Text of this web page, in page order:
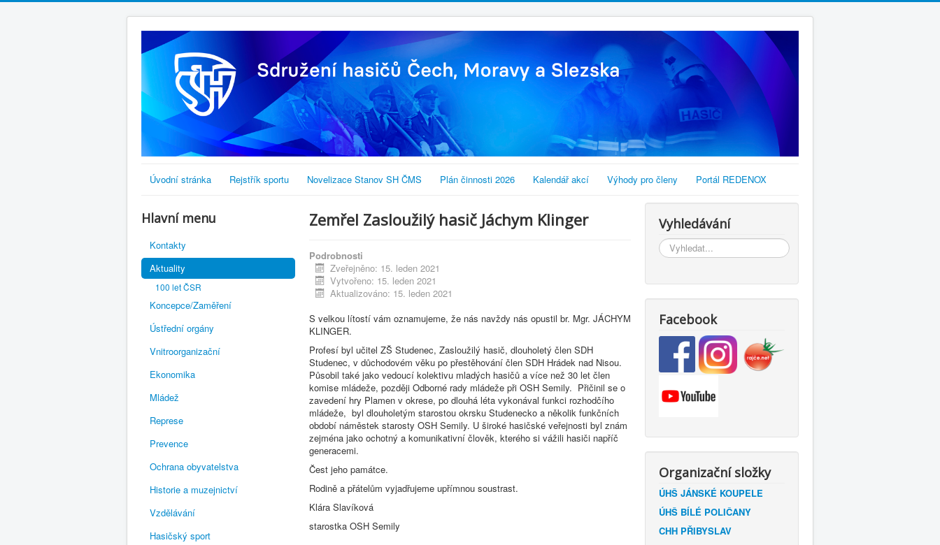
Úvodní stránka Rejstřík sportu Novelizace Stanov SH ČMS Plán činnosti 2026 Kalendář akcí Výhody pro členy Portál REDENOX
Hlavní menu
Kontakty
Aktuality
100 let ČSR
Koncepce/Zaměření
Ústřední orgány
Vnitroorganizační
Ekonomika
Mládež
Represe
Prevence
Ochrana obyvatelstva
Historie a muzejnictví
Vzdělávání
Hasičský sport
Zemřel Zasloužilý hasič Jáchym Klinger
Podrobnosti
Zveřejněno: 15. leden 2021
Vytvořeno: 15. leden 2021
Aktualizováno: 15. leden 2021
S velkou lítostí vám oznamujeme, že nás navždy nás opustil br. Mgr. JÁCHYM
KLINGER.
Profesí byl učitel ZŠ Studenec, Zasloužilý hasič, dlouholetý člen SDH
Studenec, v důchodovém věku po přestěhování člen SDH Hrádek nad Nisou.
Působil také jako vedoucí kolektivu mladých hasičů a více než 30 let člen
komise mládeže, později Odborné rady mládeže při OSH Semily. Přičinil se o
zavedení hry Plamen v okrese, po dlouhá léta vykonával funkci rozhodčího
mládeže, byl dlouholetým starostou okrsku Studenecko a několik funkčních
období náměstek starosty OSH Semily. U široké hasičské veřejnosti byl znám
zejména jako ochotný a komunikativní člověk, kterého si vážili hasiči napříč
generacemi.
Čest jeho památce.
Rodině a přátelům vyjadřujeme upřímnou soustrast.
Klára Slavíková
starostka OSH Semily
Vyhledávání
Vyhledávání...
Facebook
Organizační složky
ÚHŠ JÁNSKÉ KOUPELE
ÚHŠ BÍLÉ POLIČANY
CHH PŘIBYSLAV